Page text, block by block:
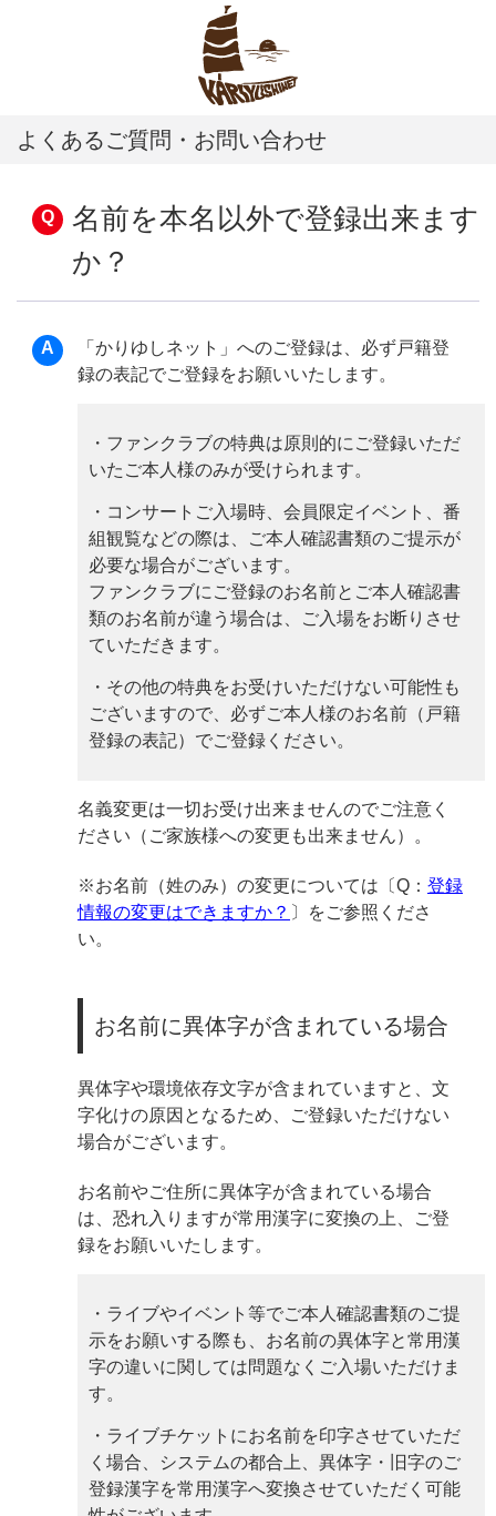
よくあるご質問・お問い合わせ
名前を本名以外で登録出来ます
か？
「かりゆしネット」へのご登録は、必ず戸籍登
録の表記でご登録をお願いいたします。
・ファンクラブの特典は原則的にご登録いただ
いたご本人様のみが受けられます。
・コンサートご入場時、会員限定イベント、番
組観覧などの際は、ご本人確認書類のご提示が
必要な場合がございます。
ファンクラブにご登録のお名前とご本人確認書
類のお名前が違う場合は、ご入場をお断りさせ
ていただきます。
・その他の特典をお受けいただけない可能性も
ございますので、必ずご本人様のお名前（戸籍
登録の表記）でご登録ください。
名義変更は一切お受け出来ませんのでご注意く
ださい（ご家族様への変更も出来ません）。
※お名前（姓のみ）の変更については〔Q： 登録
情報の変更はできますか？ 〕をご参照くださ
い。
お名前に異体字が含まれている場合
異体字や環境依存文字が含まれていますと、文
字化けの原因となるため、ご登録いただけない
場合がございます。
お名前やご住所に異体字が含まれている場合
は、恐れ入りますが常用漢字に変換の上、ご登
録をお願いいたします。
・ライブやイベント等でご本人確認書類のご提
示をお願いする際も、お名前の異体字と常用漢
字の違いに関しては問題なくご入場いただけま
す。
・ライブチケットにお名前を印字させていただ
く場合、システムの都合上、異体字・旧字のご
登録漢字を常用漢字へ変換させていただく可能